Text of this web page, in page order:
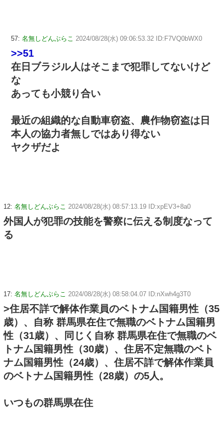
57: 名無しどんぶらこ 2024/08/28(水) 09:06:53.32 ID:F7VQ0bWX0
>>51
在日ブラジル人はそこまで犯罪してないけど
な
あっても小競り合い
最近の組織的な自動車窃盗、農作物窃盗は日
本人の協力者無しではあり得ない
ヤクザだよ
12: 名無しどんぶらこ 2024/08/28(水) 08:57:13.19 ID:xpEV3+8a0
外国人が犯罪の技能を警察に伝える制度なって
る
17: 名無しどんぶらこ 2024/08/28(水) 08:58:04.07 ID:nXwh4g3T0
>住居不詳で解体作業員のベトナム国籍男性（35
歳）、自称 群馬県在住で無職のベトナム国籍男
性（31歳）、同じく自称 群馬県在住で無職のベ
トナム国籍男性（30歳）、住居不定無職のベト
ナム国籍男性（24歳）、住居不詳で解体作業員
のベトナム国籍男性（28歳）の5人。
いつもの群馬県在住